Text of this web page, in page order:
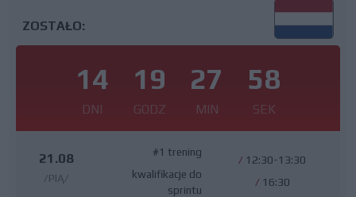
ZOSTAŁO:
14
DNI
19
GODZ
27
MIN
58
SEK
21.08
/PIĄ/
#1 trening
kwalifikacje do
sprintu
/ 12:30-13:30
/ 16:30